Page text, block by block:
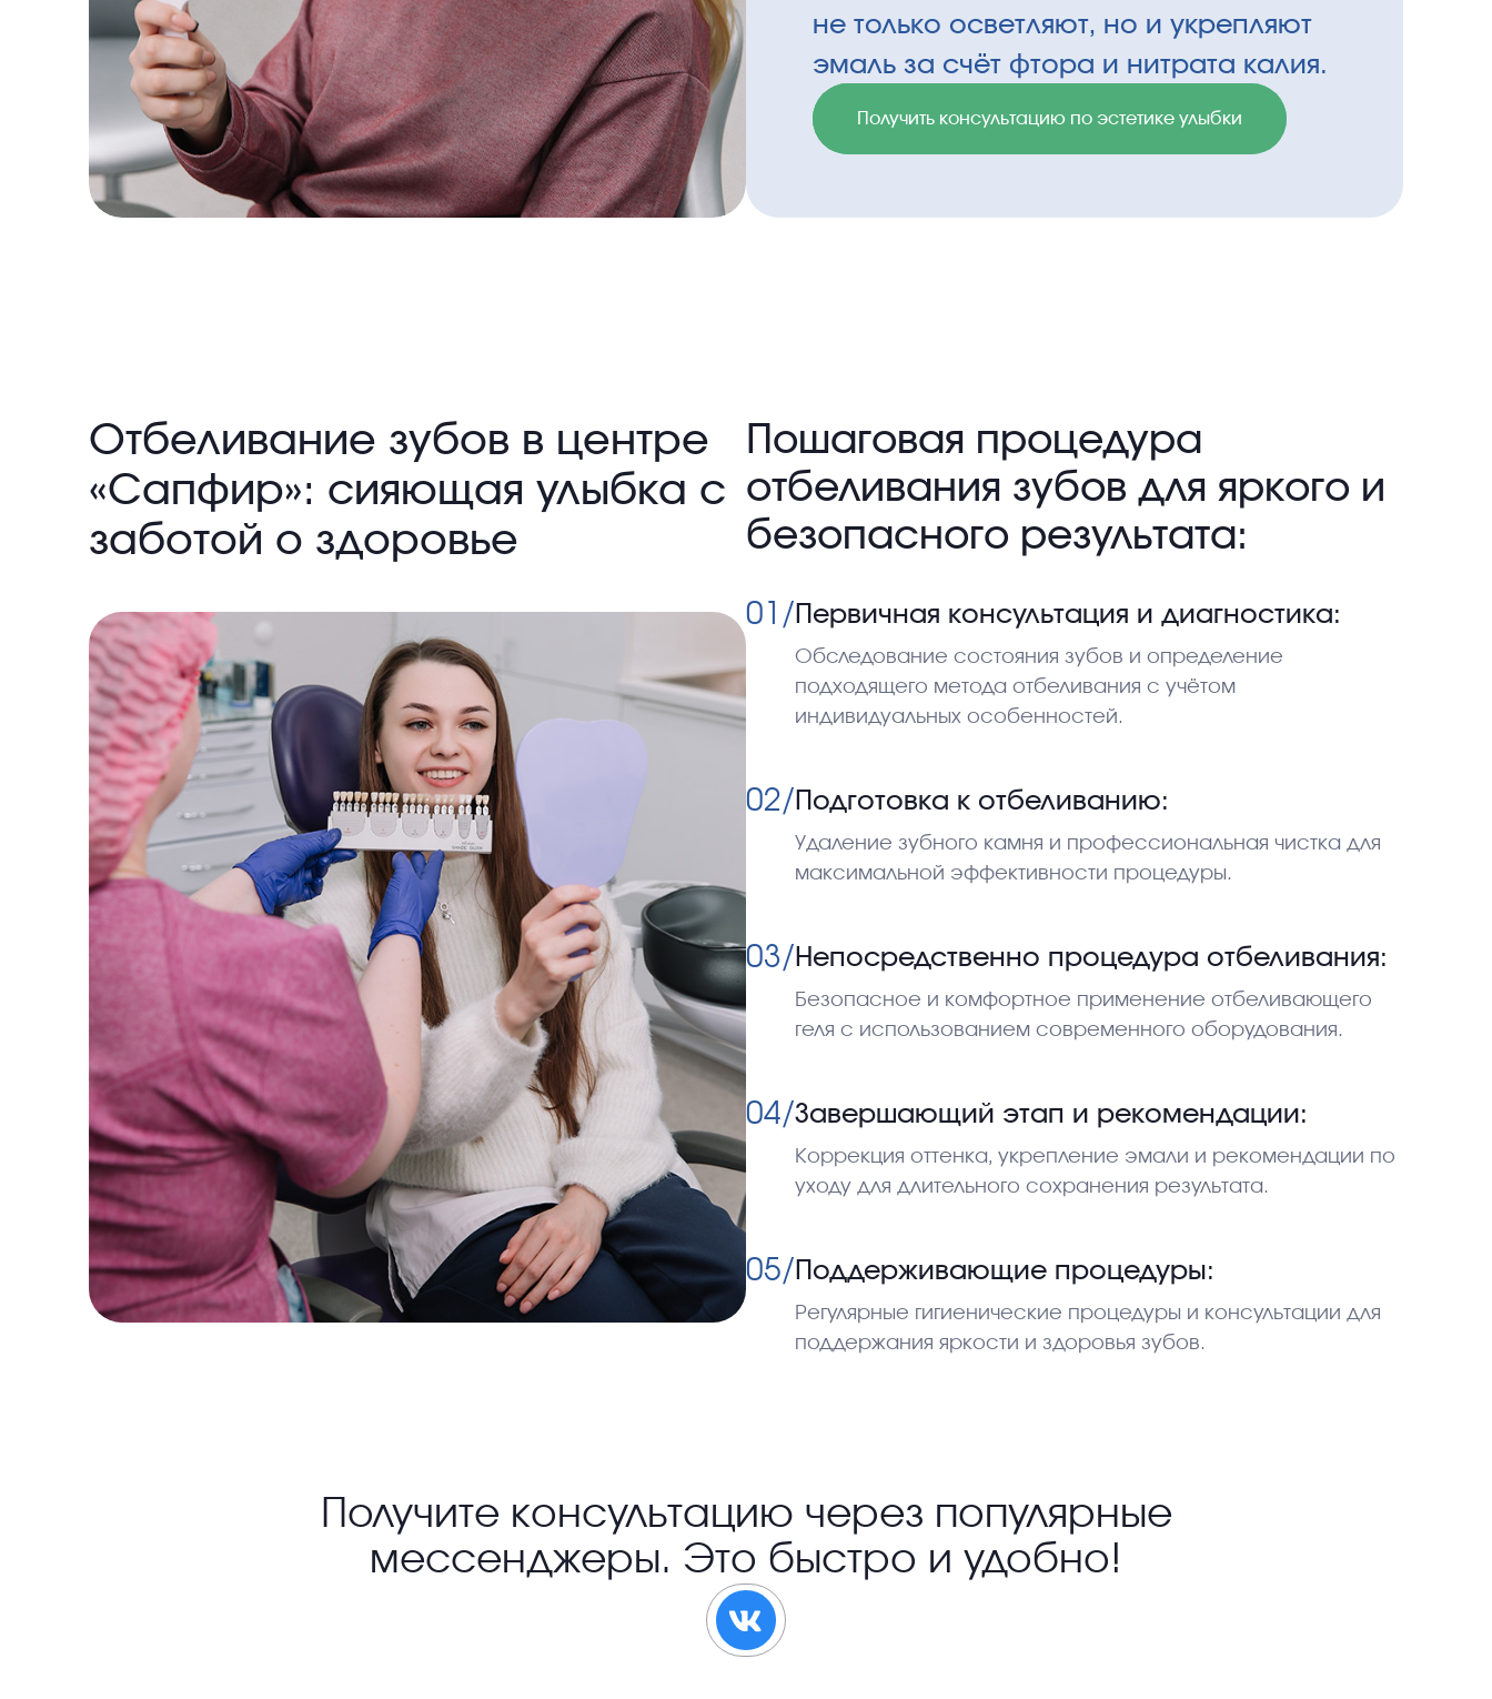
не только осветляют, но и укрепляют
эмаль за счёт фтора и нитрата калия.
Получить консультацию по эстетике улыбки
Отбеливание зубов в центре
«Сапфир»: сияющая улыбка с
заботой о здоровье
Пошаговая процедура
отбеливания зубов для яркого и
безопасного результата:
01/ Первичная консультация и диагностика:
Обследование состояния зубов и определение
подходящего метода отбеливания с учётом
индивидуальных особенностей.
02/ Подготовка к отбеливанию:
Удаление зубного камня и профессиональная чистка для
максимальной эффективности процедуры.
03/ Непосредственно процедура отбеливания:
Безопасное и комфортное применение отбеливающего
геля с использованием современного оборудования.
04/Завершающий этап и рекомендации:
Коррекция оттенка, укрепление эмали и рекомендации по
уходу для длительного сохранения результата.
05/ Поддерживающие процедуры:
Регулярные гигиенические процедуры и консультации для
поддержания яркости и здоровья зубов.
Получите консультацию через популярные
мессенджеры. Это быстро и удобно!